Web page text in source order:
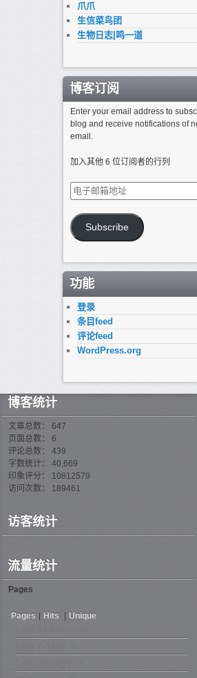
爪爪
生信菜鸟团
生物日志|鸣一道
博客订阅
Enter your email address to
blog and receive notifications of
email.
加入其他 6 位订阅者的行列
电
子
邮
箱
地
Subscribe
功能
登录
条目feed
评论feed
WordPress.org
博客统计
文章总数： 647
页面总数： 6
评论总数： 439
字数统计： 40,669
印象评分： 10812579
访问次数： 189461
访客统计
流量统计
Pages
Pages | Hits | Unique